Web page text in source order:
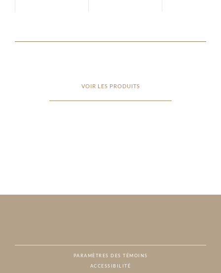
VOIR LES PRODUITS
PARAMÈTRES DES TÉMOINS
ACCESSIBILITÉ